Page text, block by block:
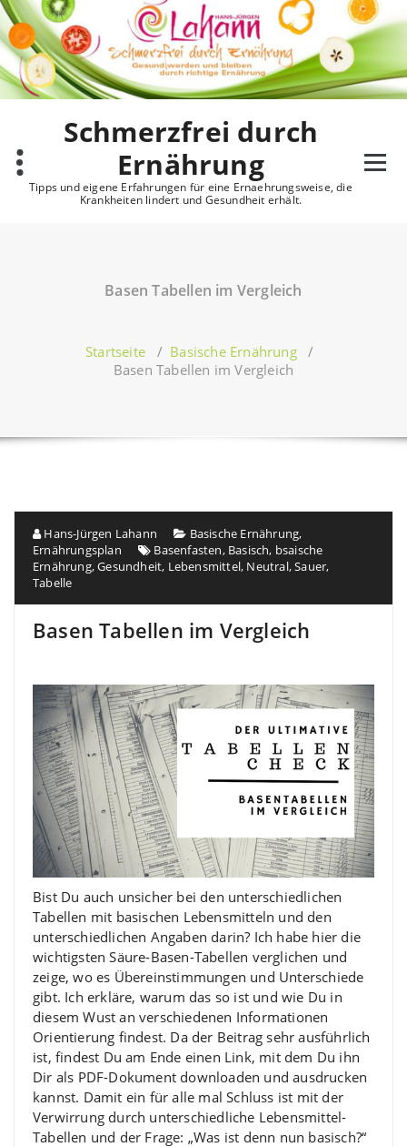
Zum
Inhalt
springen
Schmerzfrei durch
Ernährung
Tipps und eigene Erfahrungen für eine Ernaehrungsweise, die
Krankheiten lindert und Gesundheit erhält.
Basen Tabellen im Vergleich
Startseite/ Basische Ernährung/
Basen Tabellen im Vergleich
Hans-Jürgen Lahann Basische Ernährung,
Ernährungsplan
Basenfasten, Basisch, bsaische
Ernährung,Gesundheit, Lebensmittel, Neutral,Sauer,
Tabelle
Basen Tabellen im Vergleich
Bist Du auch unsicher bei den unterschiedlichen
Tabellen mit basischen Lebensmitteln und den
unterschiedlichen Angaben darin? Ich habe hier die
wichtigsten Säure-Basen-Tabellen verglichen und
zeige, wo es Übereinstimmungen und Unterschiede
gibt. Ich erkläre, warum das so ist und wie Du in
diesem Wust an verschiedenen Informationen
Orientierung findest. Da der Beitrag sehr ausführlich
ist, findest Du am Ende einen Link, mit dem Du ihn
Dir als PDF-Dokument downloaden und ausdrucken
kannst. Damit ein für alle mal Schluss ist mit der
Verwirrung durch unterschiedliche Lebensmittel-
Tabellen und der Frage: „Was ist denn nun basisch?“